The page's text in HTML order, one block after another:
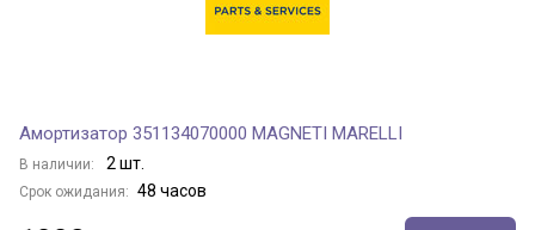
Амортизатор 351134070000 MAGNETI MARELLI
В наличии: 2 шт.
Срок ожидания: 48 часов